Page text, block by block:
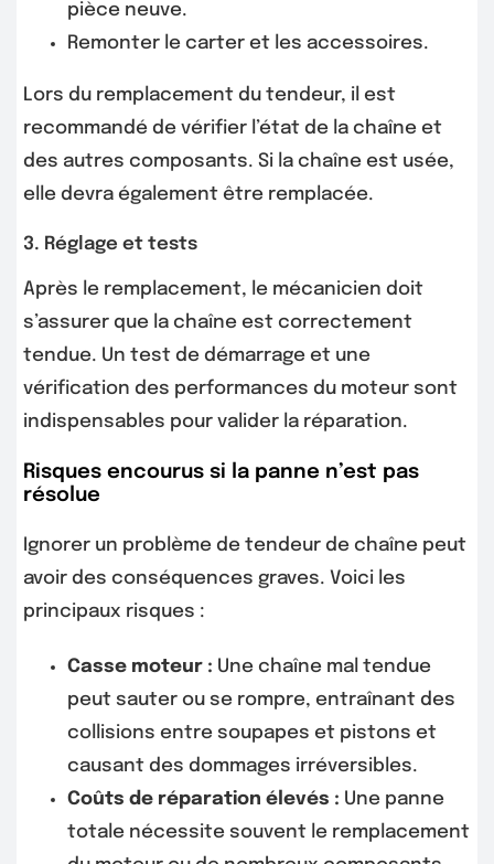
pièce neuve.
Remonter le carter et les accessoires.
Lors du remplacement du tendeur, il est
recommandé de vérifier l’état de la chaîne et
des autres composants. Si la chaîne est usée,
elle devra également être remplacée.
3. Réglage et tests
Après le remplacement, le mécanicien doit
s’assurer que la chaîne est correctement
tendue. Un test de démarrage et une
vérification des performances du moteur sont
indispensables pour valider la réparation.
Risques encourus si la panne n’est pas
résolue
Ignorer un problème de tendeur de chaîne peut
avoir des conséquences graves. Voici les
principaux risques :
Casse moteur : Une chaîne mal tendue
peut sauter ou se rompre, entraînant des
collisions entre soupapes et pistons et
causant des dommages irréversibles.
Coûts de réparation élevés : Une panne
totale nécessite souvent le remplacement